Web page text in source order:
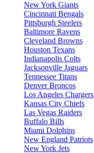
New York Giants
Cincinnati Bengals
Pittsburgh Steelers
Baltimore Ravens
Cleveland Browns
Houston Texans
Indianapolis Colts
Jacksonville Jaguars
Tennessee Titans
Denver Broncos
Los Angeles Chargers
Kansas City Chiefs
Las Vegas Raiders
Buffalo Bills
Miami Dolphins
New England Patriots
New York Jets